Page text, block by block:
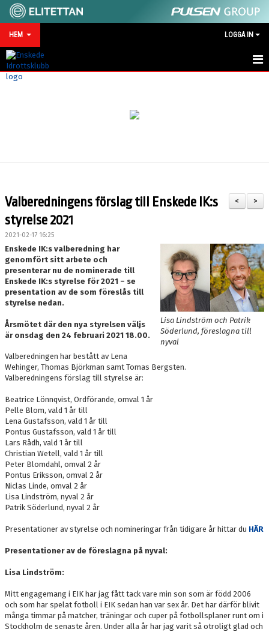
HEM LOGGA IN
HEM
SPONSRING
>
<
Valberedningens förslag till Enskede IK:s
styrelse 2021
2021-02-17 16:25
Lisa Lindström och Patrik
Söderlund, föreslagna till
nyval
Enskede IK:s valberedning har
genomfört sitt arbete och
presenterar nu de nominerade till
Enskede IK:s styrelse för 2021 – se
presentation av de som föreslås till
styrelse nedan.
Årsmötet där den nya styrelsen väljs
är onsdag den 24 februari 2021 18.00.
Valberedningen har bestått av Lena
Wehinger, Thomas Björkman samt Tomas Bergsten.
Valberedningens förslag till styrelse är:
Beatrice Lönnqvist, Ordförande, omval 1 år
Pelle Blom, vald 1 år till
Lena Gustafsson, vald 1 år till
Pontus Gustafsson, vald 1 år till
Lars Rådh, vald 1 år till
Christian Wetell, vald 1 år till
Peter Blomdahl, omval 2 år
Pontus Eriksson, omval 2 år
Niclas Linde, omval 2 år
Lisa Lindström, nyval 2 år
Patrik Söderlund, nyval 2 år
Presentationer av styrelse och nomineringar från tidigare år hittar du HÄR
Presentationer av de föreslagna på nyval:
Lisa Lindström:
Mitt engagemang i EIK har jag fått tack vare min son som är född 2006
och som har spelat fotboll i EIK sedan han var sex år. Det har därför blivit
många timmar på matcher, träningar och cuper på fotbollsplaner runt om i
Stockholm de senaste åren. Under alla år har jag varit så otroligt glad och